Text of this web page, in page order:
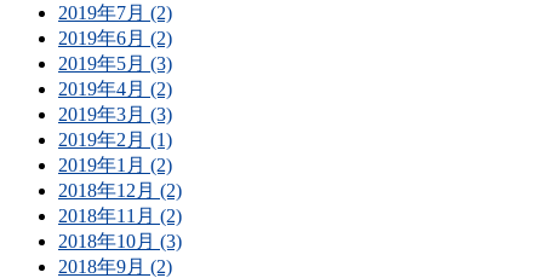
2019年7月 (2)
2019年6月 (2)
2019年5月 (3)
2019年4月 (2)
2019年3月 (3)
2019年2月 (1)
2019年1月 (2)
2018年12月 (2)
2018年11月 (2)
2018年10月 (3)
2018年9月 (2)